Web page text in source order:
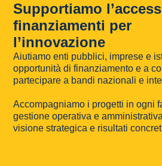
Supportiamo
finanziamenti per
l’innovazione
Aiutiamo enti pubblici, imprese e
opportunità di finanziamento e a
partecipare a bandi nazionali e
Accompagniamo i progetti in ogni
gestione operativa e
visione strategica e risultati